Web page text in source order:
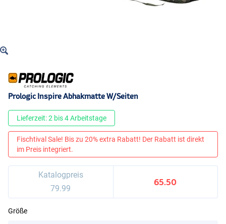
Prologic Inspire Abhakmatte W/Seiten
Lieferzeit: 2 bis 4 Arbeitstage
Fischtival Sale! Bis zu 20% extra Rabatt! Der Rabatt ist direkt
im Preis integriert.
Katalogpreis
79.99
65.50
Größe